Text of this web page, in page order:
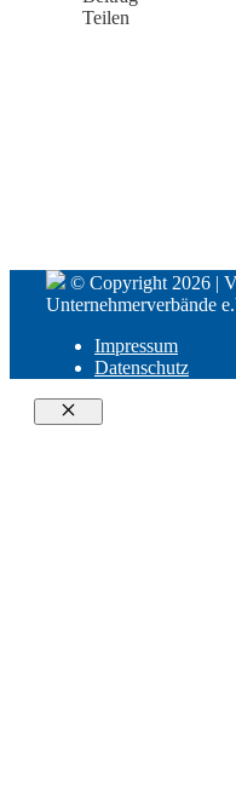
Teilen
© Copyright 2026 |
Unternehmerverbände
Impressum
Datenschutz
Close